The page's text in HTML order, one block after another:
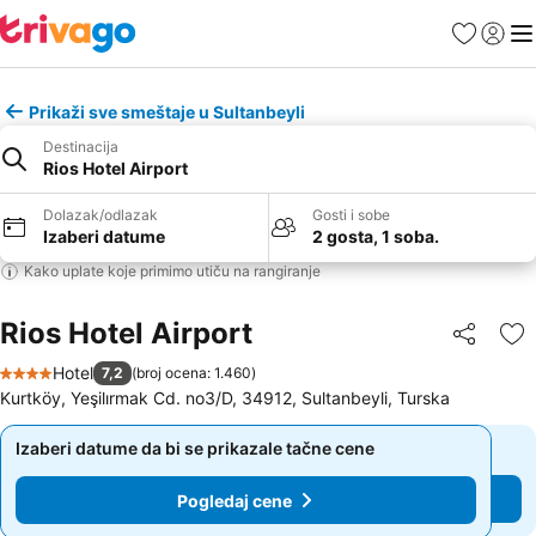
FavoritiPrijavi
Prikaži sve smeštaje u Sultanbeyli
Destinacija
Rios Hotel Airport
Dolazak/odlazak
Izaberi datume
Gosti i sobe
2 gosta, 1 soba.
Kako uplate koje primimo utiču na rangiranje
Rios Hotel Airport Deli
4 Zvezdice
Hotel 7,2 (broj ocena: 1.460)
Kurtköy, Yeşilırmak Cd. no3/D, 34912, Sultanbeyli, Turska
Izaberi datume da bi se prikazale tačne cene
Pogledaj cene
Izaberi datume da bi se prikazale tačne cene
Pogledaj cene